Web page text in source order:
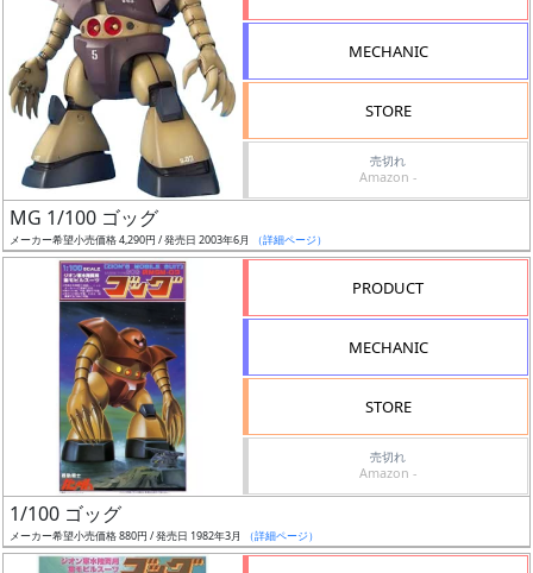
形
色
シ
リ
ー
状
況
MECHANIC
STORE
売切れ
Amazon -
MG 1/100 ゴッグ
メーカー希望小売価格 4,290円 / 発売日 2003年6月 （詳細ページ）
PRODUCT
MECHANIC
STORE
売切れ
Amazon -
1/100 ゴッグ
メーカー希望小売価格 880円 / 発売日 1982年3月 （詳細ページ）